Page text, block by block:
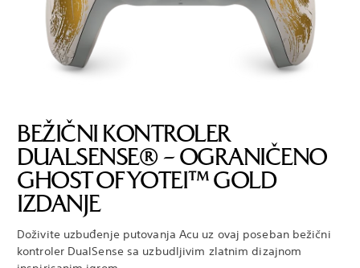
BEŽIČNI KONTROLER
DUALSENSE® – OGRANIČENO
GHOST OF YOTEI™ GOLD
IZDANJE
Doživite uzbuđenje putovanja Acu uz ovaj poseban bežični
kontroler DualSense sa uzbudljivim zlatnim dizajnom